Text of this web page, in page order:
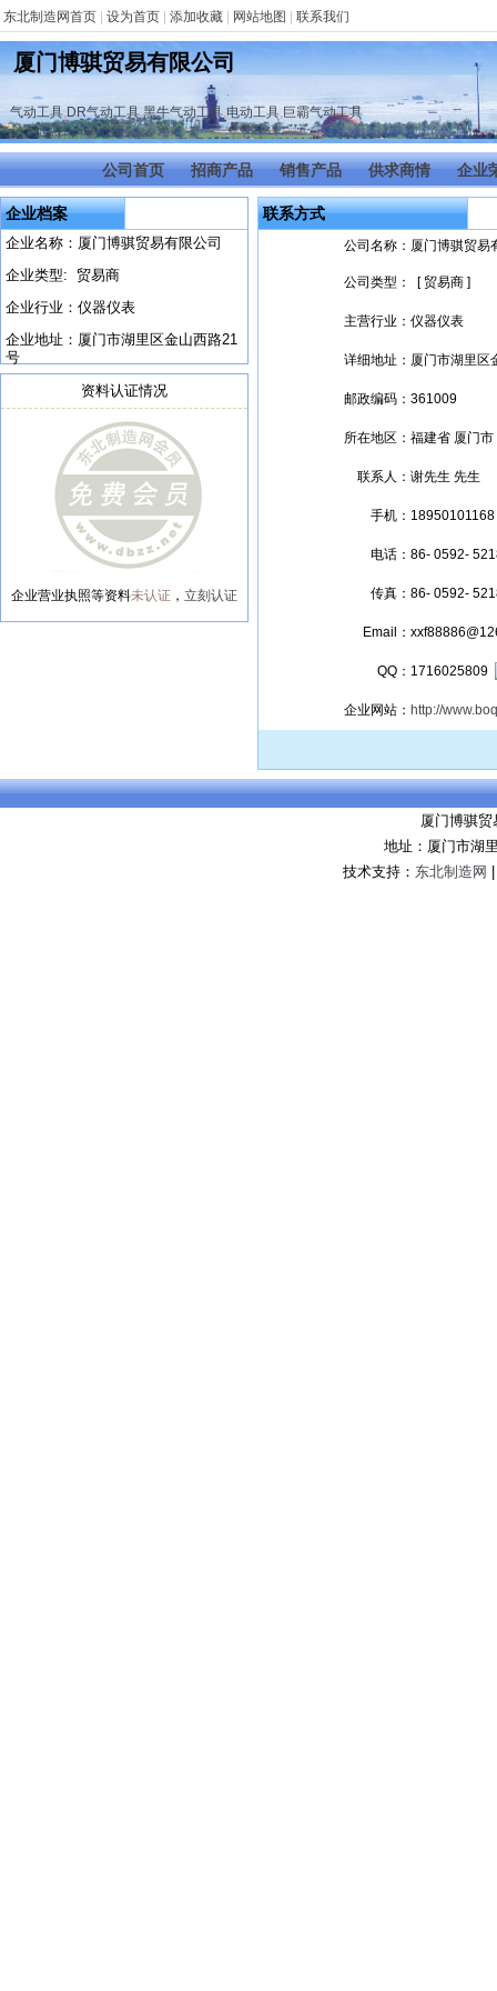
东北制造网首页 设为首页 添加收藏 网站地图 联系我们
厦门博骐贸易有限公司
气动工具,DR气动工具,黑牛气动工具,电动工具,巨霸气动工具
公司首页 招商产品 销售产品 供求商情 企业
企业档案
企业名称：厦门博骐贸易有限公司
企业类型: 贸易商
企业行业：仪器仪表
企业地址：厦门市湖里区金山西路21
号
资料认证情况
企业营业执照等资料未认证 ， 立刻认证
联系方式
公司名称： 厦门博骐贸易
公司类型： [ 贸易商 ]
主营行业： 仪器仪表
详细地址： 厦门市湖里区
邮政编码： 361009
所在地区： 福建省 厦门市
联系人： 谢先生 先生
手机： 18950101168
电话： 86- 0592-
传真： 86- 0592-
Email：
QQ： 1716025809
企业网站： http://
厦门博骐
地址：厦门市湖
技术支持： 东北制造网